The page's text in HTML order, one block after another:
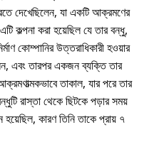
দেখেছিলেন, যা একটি আক্রমণের
কল্পনা করা হয়েছিল যে তার বন্ধু,
কোম্পানির উত্তরাধিকারী হওয়ার
এবং তারপর একজন ব্যক্তি তার
তাকাল, যার পরে তার
রাস্তা থেকে ছিটকে পড়ার সময়
কারণ তিনি তাকে প্রায় ৭